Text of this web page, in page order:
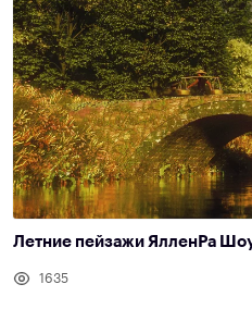
Летние пейзажи ЯлленРа
1635